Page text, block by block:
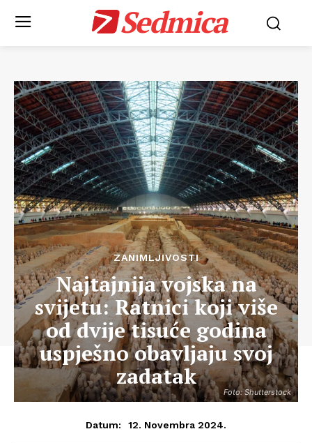
Sedmica
Foto: Shutterstock
ZANIMLJIVOSTI
Najtajnija vojska na
svijetu: Ratnici koji više
od dvije tisuće godina
uspješno obavljaju svoj
zadatak
Datum: 12. Novembra 2024.